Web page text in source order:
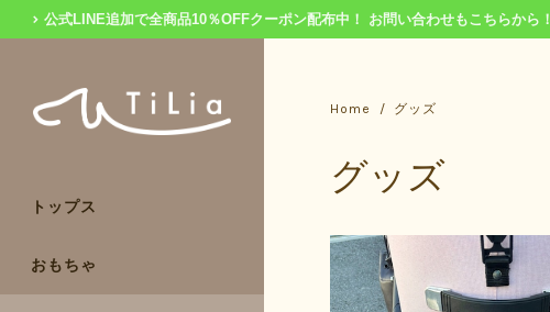
公式LINE追加で全商品10％OFFクーポン配布中！ お問い合わせもこちらから！
トップス
おもちゃ
Home グッズ
グッズ